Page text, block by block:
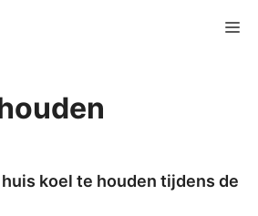
koel te houden tijdens de